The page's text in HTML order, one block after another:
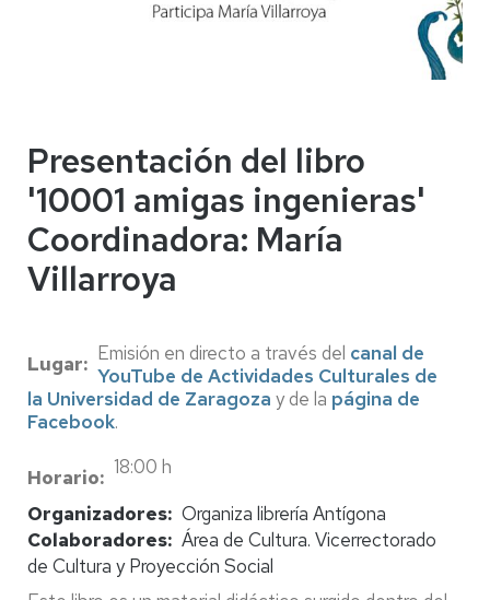
Presentación del libro
'10001 amigas ingenieras'
Coordinadora: María
Villarroya
Lugar Emisión en directo a través del canal de
YouTube de Actividades Culturales de
la Universidad de Zaragoza y de la página de
Facebook.
Horario
18:00 h
Organizadores Organiza librería Antígona
Colaboradores Área de Cultura. Vicerrectorado
de Cultura y Proyección Social